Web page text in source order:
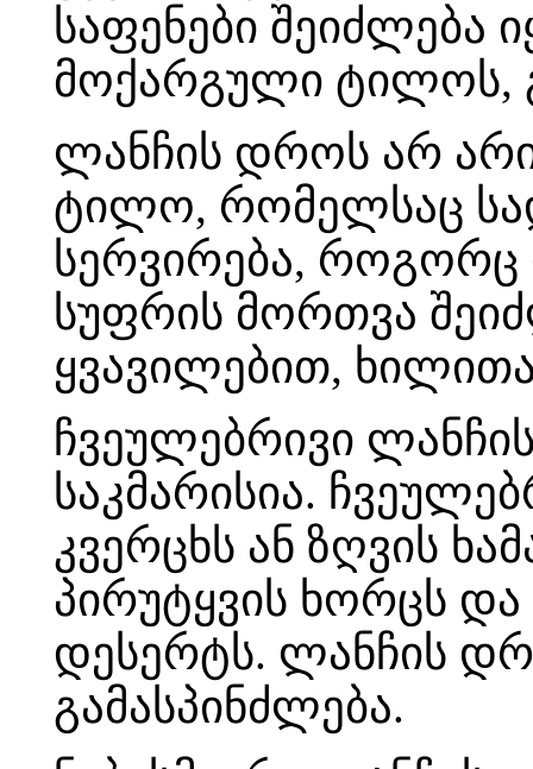
საფენები შეიძლება
მოქარგული ტილოს,
ლანჩის დროს არ
ტილო, რომელსაც
სერვირება, როგორც
სუფრის მორთვა
ყვავილებით,
ჩვეულებრივი
საკმარისია.
კვერცხს ან ზღვის
პირუტყვის ხორცს
დესერტს. ლანჩის
გამასპინძლება.